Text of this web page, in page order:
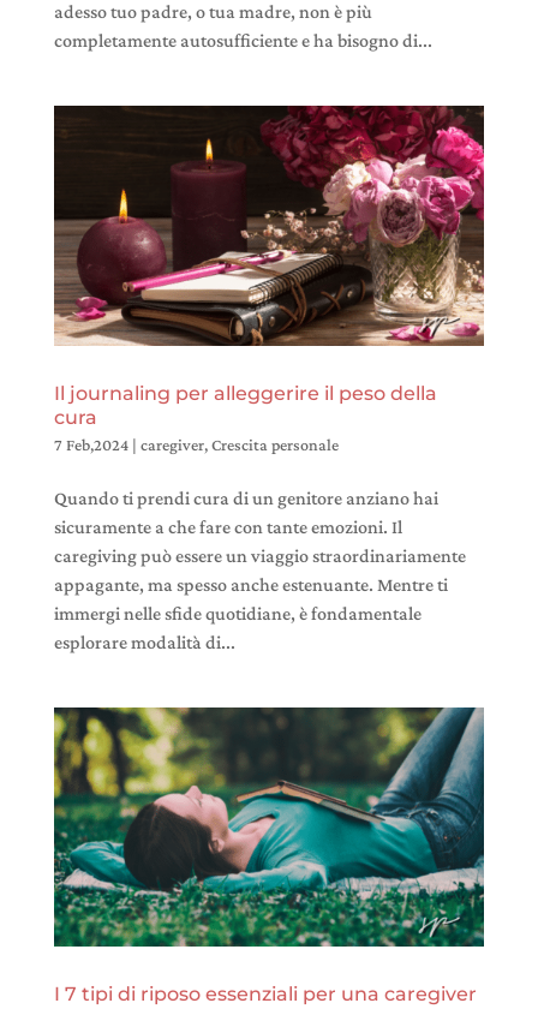
adesso tuo padre, o tua madre, non è più
completamente autosufficiente e ha bisogno di...
Il journaling per alleggerire il peso della
cura
7 Feb,2024| caregiver,Crescita personale
Quando ti prendi cura di un genitore anziano hai
sicuramente a che fare con tante emozioni. Il
caregiving può essere un viaggio straordinariamente
appagante, ma spesso anche estenuante. Mentre ti
immergi nelle sfide quotidiane, è fondamentale
esplorare modalità di...
I 7 tipi di riposo essenziali per una caregiver